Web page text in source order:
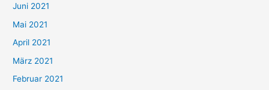
c
h
:
Juni 2021
Mai 2021
April 2021
März 2021
Februar 2021